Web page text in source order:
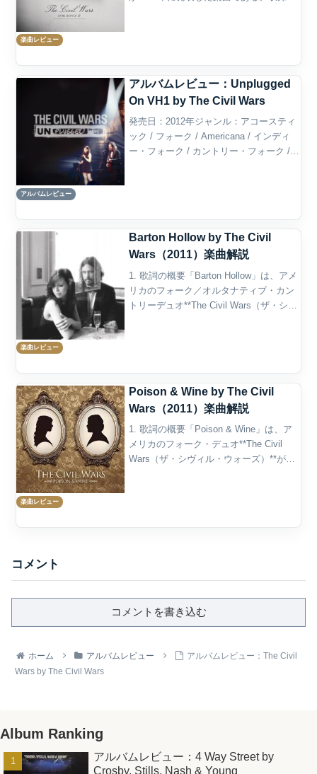
楽曲レビュー
アルバムレビュー
アルバムレビュー：Unplugged
On VH1 by The Civil Wars
発売日：2012年ジャンル：アコースティ
ック / フォーク / Americana / インディ
ー・フォーク / カントリー・フォーク /
楽曲レビュー
Barton Hollow by The Civil
Wars（2011）楽曲解説
1. 歌詞の概要「Barton Hollow」は、アメ
リカのフォーク／オルタナティブ・カン
トリーデュオ**The Civil Wars（ザ・シヴ
楽曲レビュー
Poison & Wine by The Civil
Wars（2011）楽曲解説
1. 歌詞の概要「Poison & Wine」は、ア
メリカのフォーク・デュオ**The Civil
Wars（ザ・シヴィル・ウォーズ）**が
コメント
コメントを書き込む
ホーム アルバムレビュー
アルバムレビュー：The Civil
Wars by The Civil Wars
Album Ranking
アルバムレビュー：4 Way Street by
Crosby, Stills, Nash & Young